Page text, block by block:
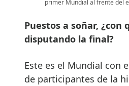
primer Mundial al frente del
Puestos a soñar, ¿con
disputando la final?
Este es el Mundial con
de participantes de la